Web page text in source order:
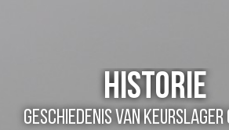
Historie
Geschiedenis van